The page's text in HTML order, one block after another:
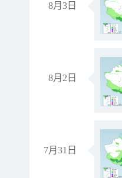
8月3日
8月2日
7月31日